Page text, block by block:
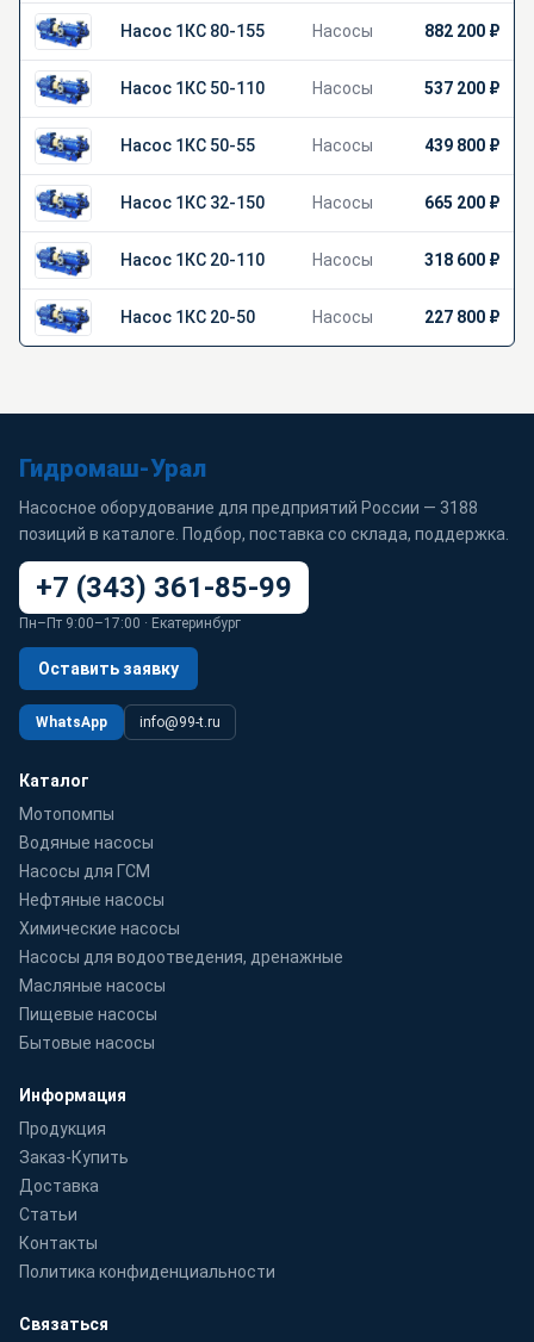
Насос 1КС 80-155 Насосы 882 200 ₽
Насос 1КС 50-110 Насосы 537 200 ₽
Насос 1КС 50-55 Насосы 439 800 ₽
Насос 1КС 32-150 Насосы 665 200 ₽
Насос 1КС 20-110 Насосы 318 600 ₽
Насос 1КС 20-50 Насосы 227 800 ₽
Гидромаш-Урал
Насосное оборудование для предприятий России — 3188
позиций в каталоге. Подбор, поставка со склада, поддержка.
+7 (343) 361-85-99
Пн–Пт 9:00–17:00 · Екатеринбург
Оставить заявку
WhatsApp info@99-t.ru
Каталог
Мотопомпы
Водяные насосы
Насосы для ГСМ
Нефтяные насосы
Химические насосы
Насосы для водоотведения, дренажные
Масляные насосы
Пищевые насосы
Бытовые насосы
Информация
Продукция
Заказ-Купить
Доставка
Статьи
Контакты
Политика конфиденциальности
Связаться